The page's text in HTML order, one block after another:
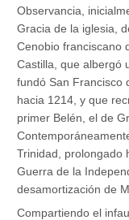
Observancia,
Gracia de la iglesia,
Cenobio franciscano
Castilla, que albergó
fundó San Francisco
hacia 1214, y que
primer Belén, el de
Trinidad, prolongado
Guerra de la
desamortización de
Compartiendo el